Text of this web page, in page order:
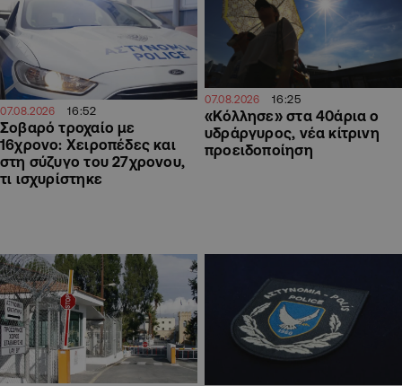
07.08.2026 16:52
Σοβαρό τροχαίο με
16χρονο: Χειροπέδες και
στη σύζυγο του 27χρονου,
τι ισχυρίστηκε
07.08.2026 16:25
«Κόλλησε» στα 40άρια ο
υδράργυρος, νέα κίτρινη
προειδοποίηση